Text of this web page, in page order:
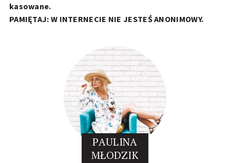
kasowane.
PAMIĘTAJ: W INTERNECIE NIE JESTEŚ ANONIMOWY.
PAULINA
MŁODZIK